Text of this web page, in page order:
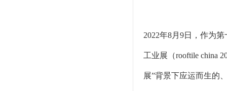
2022年8月9日，作为
工业展（rooftile china
展”背景下应运而生的